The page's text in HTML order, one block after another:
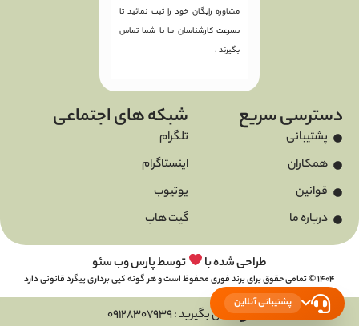
مشاوره رایگان خود را ثبت نمائید تا
بسرعت کارشناسان ما با شما تماس
بگیرند .
دسترسی سریع
پشتیبانی
همکاران
قوانین
درباره ما
شبکه های اجتماعی
تلگرام
اینستاگرام
یوتیوب
گیت هاب
1404 © تمامی حقوق برای برند فوری محفوظ است و هر گونه کپی برداری پیگرد قانونی دارد
طراحی شده با توسط پارس وب سئو
تماس بگیرید : 09128307939
پشتیبانی آنلاین